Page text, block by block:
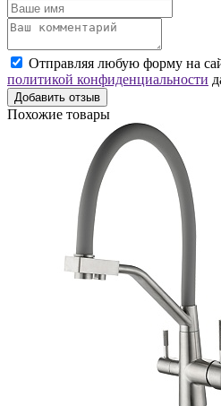
Отправляя любую форму на
политикой конфиденциальности
Добавить отзыв
Похожие товары